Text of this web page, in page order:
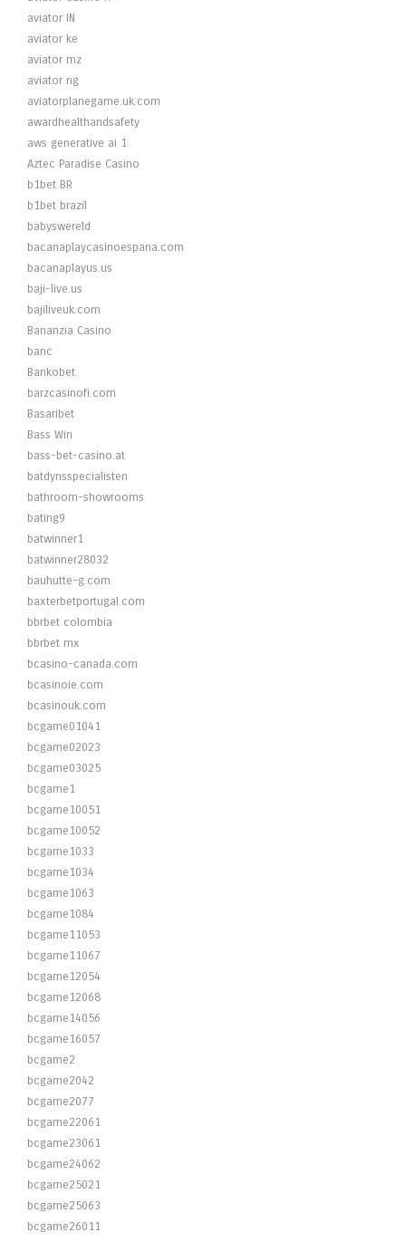
aviator IN
aviator ke
aviator mz
aviator ng
aviatorplanegame.uk.com
awardhealthandsafety
aws generative ai 1
Aztec Paradise Casino
b1bet BR
b1bet brazil
babyswereld
bacanaplaycasinoespana.com
bacanaplayus.us
baji-live.us
bajiliveuk.com
Bananzia Casino
banc
Bankobet
barzcasinofi.com
Basaribet
Bass Win
bass-bet-casino.at
batdynsspecialisten
bathroom-showrooms
bating9
batwinner1
batwinner28032
bauhutte-g.com
baxterbetportugal.com
bbrbet colombia
bbrbet mx
bcasino-canada.com
bcasinoie.com
bcasinouk.com
bcgame01041
bcgame02023
bcgame03025
bcgame1
bcgame10051
bcgame10052
bcgame1033
bcgame1034
bcgame1063
bcgame1084
bcgame11053
bcgame11067
bcgame12054
bcgame12068
bcgame14056
bcgame16057
bcgame2
bcgame2042
bcgame2077
bcgame22061
bcgame23061
bcgame24062
bcgame25021
bcgame25063
bcgame26011